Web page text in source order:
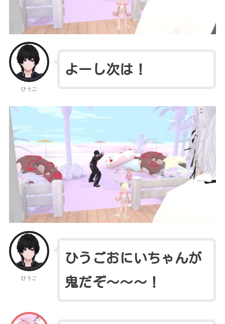
ひうご
よーし次は！
ひうご
ひうごおにいちゃんが
鬼だぞ～～～！